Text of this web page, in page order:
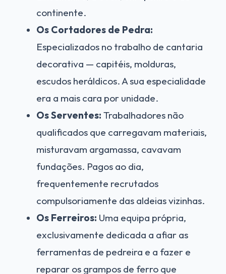
continente.
Os Cortadores de Pedra:
Especializados no trabalho de cantaria
decorativa — capitéis, molduras,
escudos heráldicos. A sua especialidade
era a mais cara por unidade.
Os Serventes: Trabalhadores não
qualificados que carregavam materiais,
misturavam argamassa, cavavam
fundações. Pagos ao dia,
frequentemente recrutados
compulsoriamente das aldeias vizinhas.
Os Ferreiros: Uma equipa própria,
exclusivamente dedicada a afiar as
ferramentas de pedreira e a fazer e
reparar os grampos de ferro que